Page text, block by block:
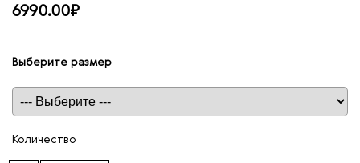
6990.00₽
Выберите размер
Таблица размеров
Количество